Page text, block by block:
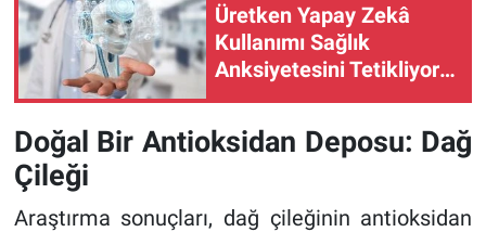
Üretken Yapay Zekâ
Kullanımı Sağlık
Anksiyetesini Tetikliyor
mu?
Doğal Bir Antioksidan Deposu: Dağ
Çileği
Araştırma sonuçları, dağ çileğinin antioksidan